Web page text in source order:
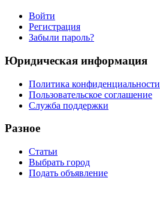
Войти
Регистрация
Забыли пароль?
Юридическая информация
Политика конфиденциальности
Пользовательское соглашение
Служба поддержки
Разное
Статьи
Выбрать город
Подать объявление